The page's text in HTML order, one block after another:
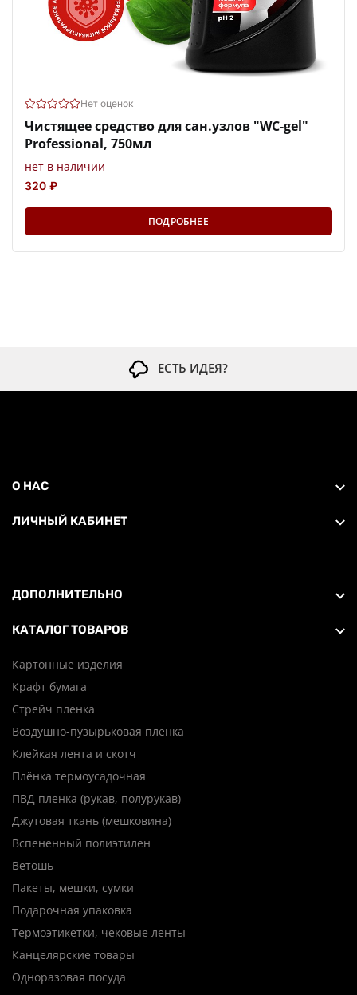
Нет оценок
Чистящее средство для сан.узлов "WC-gel"
Professional, 750мл
нет в наличии
320 ₽
ПОДРОБНЕЕ
ЕСТЬ ИДЕЯ?
О НАС
ЛИЧНЫЙ КАБИНЕТ
ДОПОЛНИТЕЛЬНО
КАТАЛОГ ТОВАРОВ
Картонные изделия
Крафт бумага
Стрейч пленка
Воздушно-пузырьковая пленка
Клейкая лента и скотч
Плёнка термоусадочная
ПВД пленка (рукав, полурукав)
Джутовая ткань (мешковина)
Вспененный полиэтилен
Ветошь
Пакеты, мешки, сумки
Подарочная упаковка
Термоэтикетки, чековые ленты
Канцелярские товары
Одноразовая посуда